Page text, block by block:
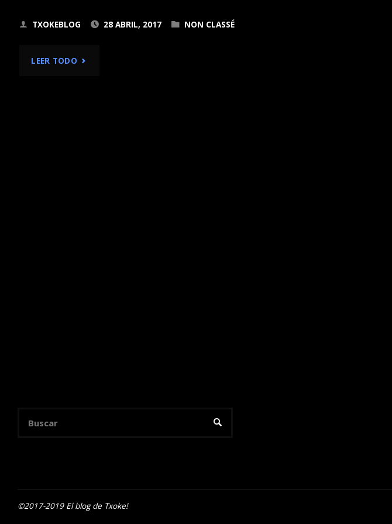
TXOKEBLOG 28 ABRIL, 2017 NON CLASSÉ
LEER TODO "EL
BUSCAR
©2017-2019 El blog de Txoke!